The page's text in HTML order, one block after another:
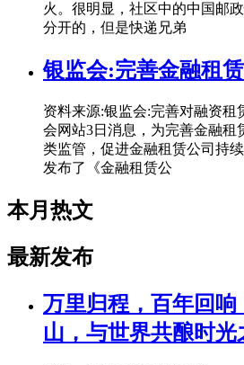
火。很明显，社区中的中国邮
分开的，但是快递兄弟
银监会:完善金融租
资料来源:银监会:完善对融资租
会网站3日消息，为完善金融租
类监管，促进金融租赁公司持
发布了《金融租赁公
本月热文
最新发布
万里归程，百年回
山，与世界共酿时光